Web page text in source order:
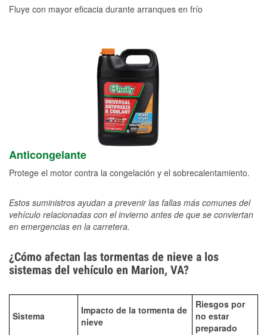
Fluye con mayor eficacia durante arranques en frío
Anticongelante
Protege el motor contra la congelación y el sobrecalentamiento.
Estos suministros ayudan a prevenir las fallas más comunes del
vehículo relacionadas con el invierno antes de que se conviertan
en emergencias en la carretera.
¿Cómo afectan las tormentas de nieve a los
sistemas del vehículo en Marion, VA?
Sistema
Impacto de la tormenta de
nieve
Riesgos por
no estar
preparado